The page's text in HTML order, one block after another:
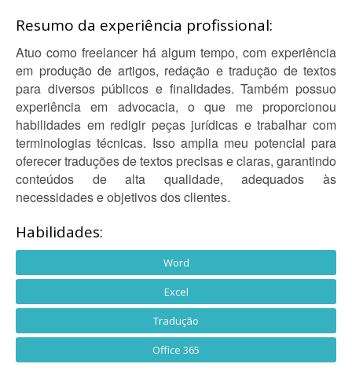
Resumo da experiência profissional:
Atuo como freelancer há algum tempo, com experiência
em produção de artigos, redação e tradução de textos
para diversos públicos e finalidades. Também possuo
experiência em advocacia, o que me proporcionou
habilidades em redigir peças jurídicas e trabalhar com
terminologias técnicas. Isso amplia meu potencial para
oferecer traduções de textos precisas e claras, garantindo
conteúdos de alta qualidade, adequados às
necessidades e objetivos dos clientes.
Habilidades:
Word
Excel
Tradução
Office 365